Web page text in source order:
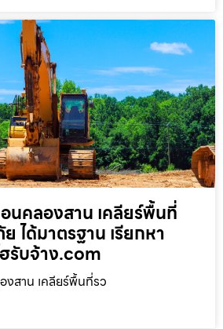
นคลองสาน เคลียร์พื้นที่
ได้มาตรฐาน เรียกหา
รับจ้าง.com
สาน เคลียร์พื้นที่รว